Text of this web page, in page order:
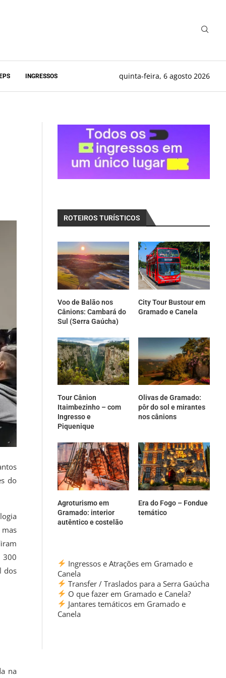
INGRESSOS quinta-feira, 6 agosto 2026
do
300
dos
na
ROTEIROS TURÍSTICOS
Voo de Balão nos
Cânions: Cambará do
Sul (Serra Gaúcha)
City Tour Bustour em
Gramado e Canela
Tour Cânion
Itaimbezinho – com
Ingresso e
Piquenique
Olivas de Gramado:
pôr do sol e mirantes
nos cânions
Agroturismo em
Gramado: interior
autêntico e costelão
Era do Fogo – Fondue
temático
Ingressos e Atrações em Gramado e
Canela
Transfer / Traslados para a Serra Gaúcha
O que fazer em Gramado e Canela?
Jantares temáticos em Gramado e
Canela